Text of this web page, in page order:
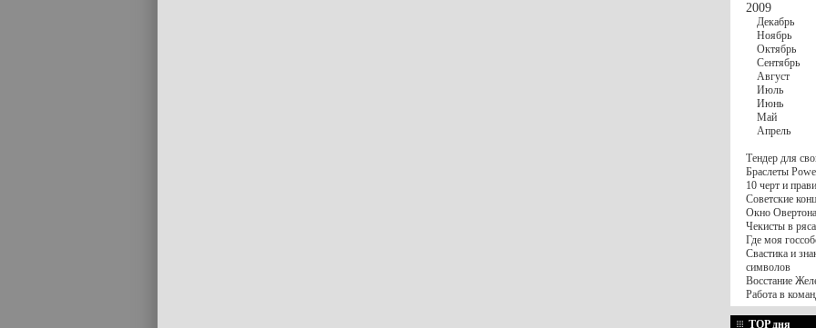
2009
Декабрь
Ноябрь
Октябрь
Сентябрь
Август
Июль
Июнь
Май
Апрель
Тендер для
Браслеты
10 черт и
Советские
Окно
Чекисты в
Где моя
Свастика и
символов
Восстание
Работа в
TOP дня